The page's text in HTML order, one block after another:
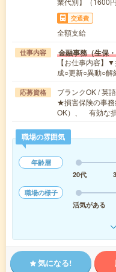
交通費
全額支給
仕事内容 金融事務（生保
【お仕事内容】
成○更新○異動○
応募資格
ブランクOK / 英
★損害保険の事務
OK）、 有効な
職場の雰囲気
年齢層
20代
職場の様子
活気がある
気になる!